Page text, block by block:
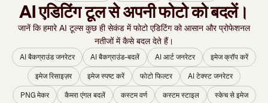
AI एडिटिंग टूल से अपनी फोटो को बदलें।
जानें कि हमारे AI टूल्स कुछ ही सेकंड में फोटो एडिटिंग को आसान और प्रोफेशनल
नतीजों में कैसे बदल देते हैं।
AI बैकग्राउंड जनरेटर AI बैकग्राउंड-बदलें AI आर्ट जनरेटर
इमेज क्रॉप करें
इमेज रिसाइज़र
इमेज स्पष्ट करें फोटो फिल्टर
AI टेक्‍स्‍ट जनरेटर
PNG मेकर
कैमरा एंगल बदलें कस्टम वर्ण कस्‍टम स्‍टाइल स्केच से इमेज